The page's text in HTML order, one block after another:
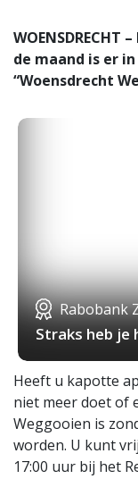
de maand is er
“Woensdrecht
Rabobank
Straks heb je
Heeft u kapotte
niet meer doet of
Weggooien is
worden. U kunt
17:00 uur bij het